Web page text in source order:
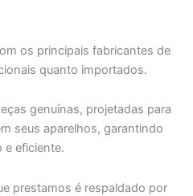
os principais fabricantes de
quanto importados.
genuínas, projetadas para
seus aparelhos, garantindo
e eficiente.
prestamos é respaldado por